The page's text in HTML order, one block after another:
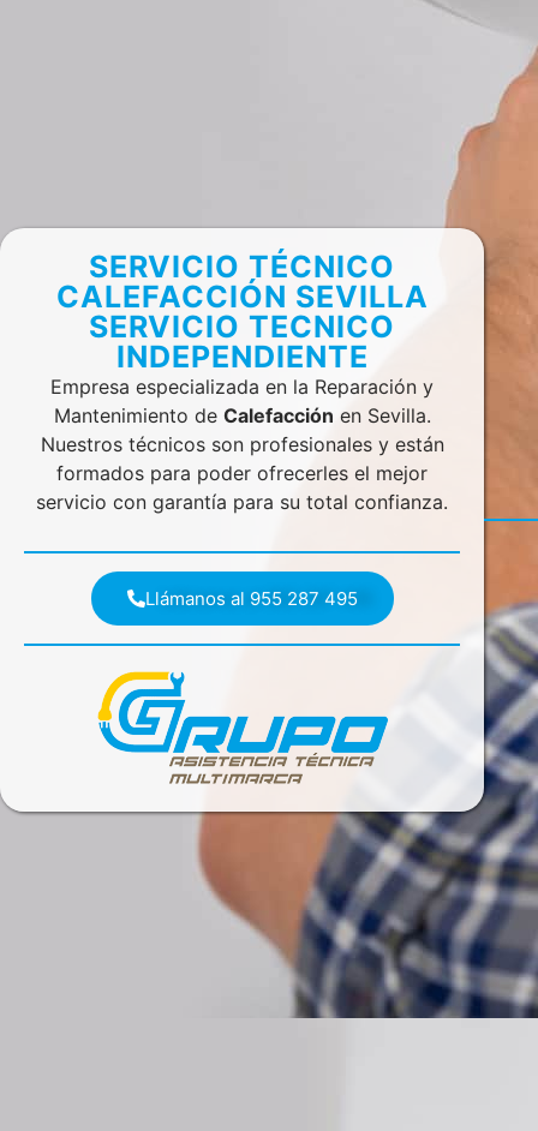
SERVICIO TÉCNICO
CALEFACCIÓN SEVILLA
SERVICIO TECNICO
INDEPENDIENTE
Empresa especializada en la Reparación y
Mantenimiento de Calefacción en Sevilla.
Nuestros técnicos son profesionales y están
formados para poder ofrecerles el mejor
servicio con garantía para su total confianza.
Llámanos al 955 287 495